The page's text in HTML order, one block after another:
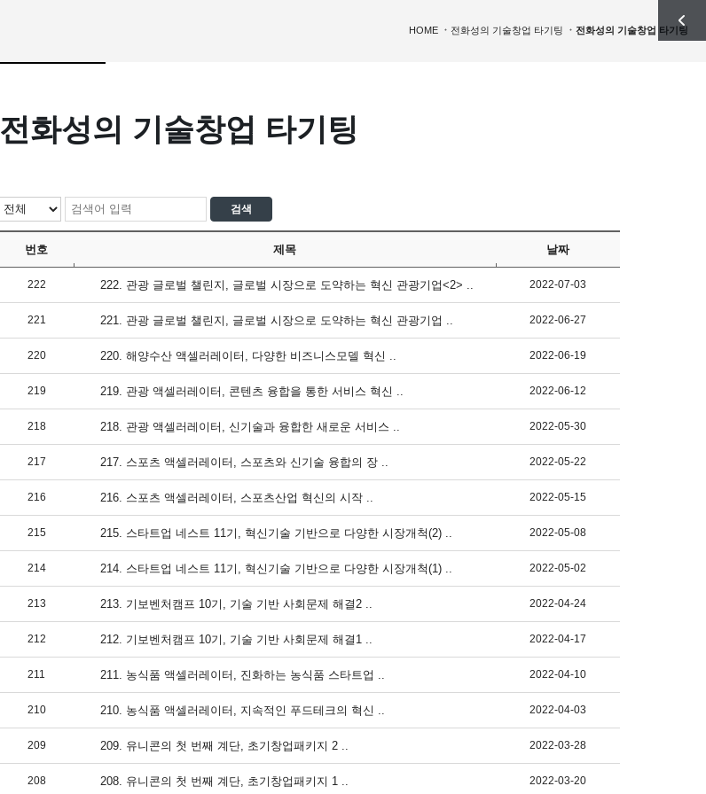
HOME 전화성의 기술창업 타기팅 전화성의 기술창업 타기팅
전화성의 기술창업 타기팅
번호 제목 날짜
222 222. 관광 글로벌 챌린지, 글로벌 시장으로 도약하는 혁신 관광기업<2> .. 2022-07-03
221 221. 관광 글로벌 챌린지, 글로벌 시장으로 도약하는 혁신 관광기업 .. 2022-06-27
220 220. 해양수산 액셀러레이터, 다양한 비즈니스모델 혁신 .. 2022-06-19
219 219. 관광 액셀러레이터, 콘텐츠 융합을 통한 서비스 혁신 .. 2022-06-12
218 218. 관광 액셀러레이터, 신기술과 융합한 새로운 서비스 .. 2022-05-30
217 217. 스포츠 액셀러레이터, 스포츠와 신기술 융합의 장 .. 2022-05-22
216 216. 스포츠 액셀러레이터, 스포츠산업 혁신의 시작 .. 2022-05-15
215 215. 스타트업 네스트 11기, 혁신기술 기반으로 다양한 시장개척(2) .. 2022-05-08
214 214. 스타트업 네스트 11기, 혁신기술 기반으로 다양한 시장개척(1) .. 2022-05-02
213 213. 기보벤처캠프 10기, 기술 기반 사회문제 해결2 .. 2022-04-24
212 212. 기보벤처캠프 10기, 기술 기반 사회문제 해결1 .. 2022-04-17
211 211. 농식품 액셀러레이터, 진화하는 농식품 스타트업 .. 2022-04-10
210 210. 농식품 액셀러레이터, 지속적인 푸드테크의 혁신 .. 2022-04-03
209 209. 유니콘의 첫 번째 계단, 초기창업패키지 2 .. 2022-03-28
208 208. 유니콘의 첫 번째 계단, 초기창업패키지 1 .. 2022-03-20